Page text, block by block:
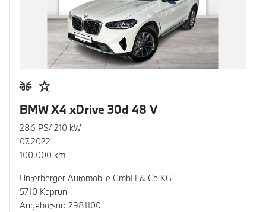
BMW X4 xDrive 30d 48 V
286 PS/ 210 kW
07.2022
100.000 km
Unterberger Automobile GmbH & Co KG
5710 Kaprun
Angebotsnr: 2981100